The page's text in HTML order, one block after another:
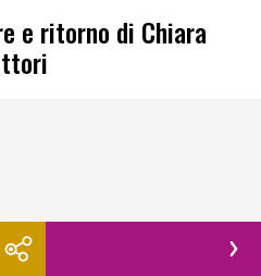
e ritorno di Chiara